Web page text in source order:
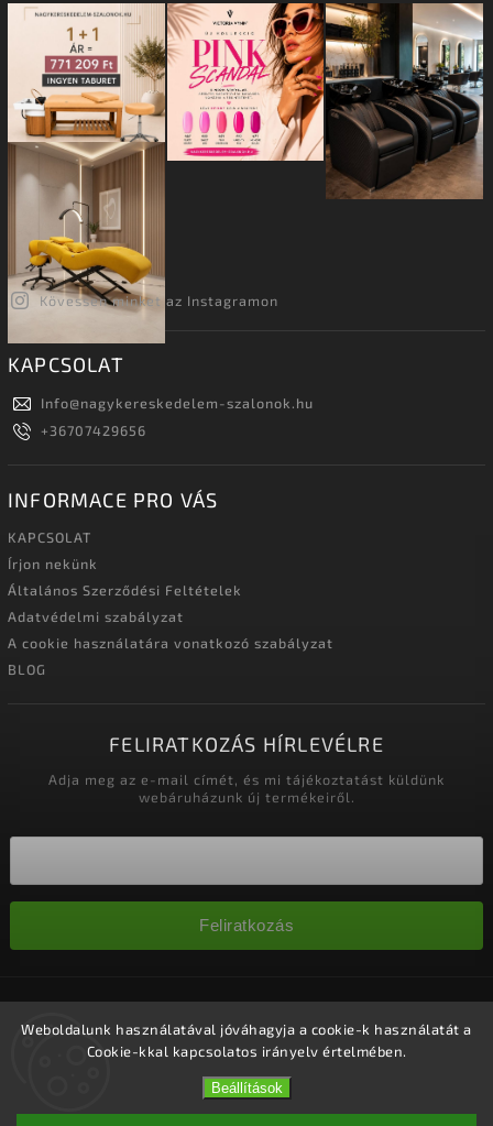
Weboldalunk használatával jóváhagyja a cookie-k használatát a
Cookie-kkal kapcsolatos irányelv értelmében.
Beállítások
Kövessen minket az Instagramon
KAPCSOLAT
Info@nagykereskedelem-szalonok.hu
+36707429656
INFORMACE PRO VÁS
KAPCSOLAT
Írjon nekünk
Általános Szerződési Feltételek
Adatvédelmi szabályzat
A cookie használatára vonatkozó szabályzat
BLOG
FELIRATKOZÁS HÍRLEVÉLRE
Adja meg az e-mail címét, és mi tájékoztatást küldünk
webáruházunk új termékeiről.
Feliratkozás
fenntartva.
Süti beállítások szerkesztése
Shoptet| DesignShoptak.cz.